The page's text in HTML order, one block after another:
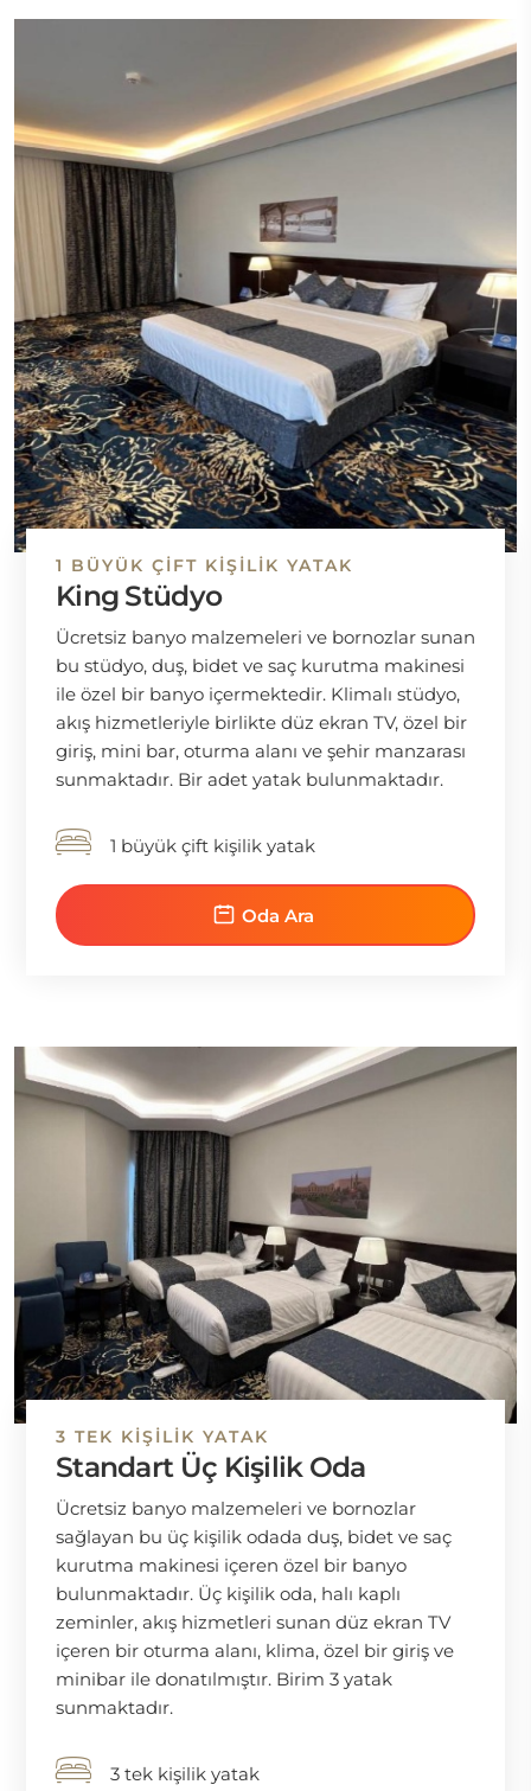
1 BÜYÜK ÇIFT KIŞILIK YATAK
King Stüdyo
Ücretsiz banyo malzemeleri ve bornozlar sunan
bu stüdyo, duş, bidet ve saç kurutma makinesi
ile özel bir banyo içermektedir. Klimalı stüdyo,
akış hizmetleriyle birlikte düz ekran TV, özel bir
giriş, mini bar, oturma alanı ve şehir manzarası
sunmaktadır. Bir adet yatak bulunmaktadır.
1 büyük çift kişilik yatak
Oda Ara
3 TEK KIŞILIK YATAK
Standart Üç Kişilik Oda
Ücretsiz banyo malzemeleri ve bornozlar
sağlayan bu üç kişilik odada duş, bidet ve saç
kurutma makinesi içeren özel bir banyo
bulunmaktadır. Üç kişilik oda, halı kaplı
zeminler, akış hizmetleri sunan düz ekran TV
içeren bir oturma alanı, klima, özel bir giriş ve
minibar ile donatılmıştır. Birim 3 yatak
sunmaktadır.
3 tek kişilik yatak